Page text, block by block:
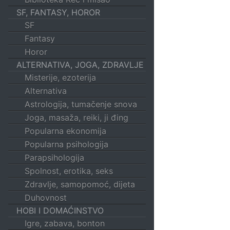
SF, FANTASY, HOROR
SF
Fantasy
Horor
ALTERNATIVA, JOGA, ZDRAVLJE
Misterije, ezoterija
Alternativa
Astrologija, tumačenje snova
Joga, masaža, reiki, ji đing
Popularna ekonomija
Popularna psihologija
Parapsihologija
Spolnost, erotika, seks
Zdravlje, samopomoć, dijeta
Duhovnost
HOBI I DOMAĆINSTVO
Igre, zabava, bonton